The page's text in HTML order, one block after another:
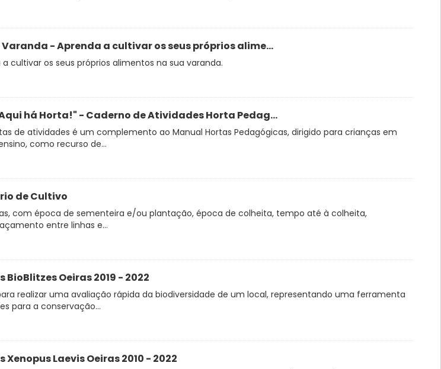
- Aprenda a cultivar os seus próprios alime...
cultivar os seus próprios alimentos na sua varanda.
há Horta!" - Caderno de Atividades Horta Pedag...
de atividades é um complemento ao Manual Hortas Pedagógicas, dirigido para crianças em
como recurso de...
de Cultivo
com época de sementeira e/ou plantação, época de colheita, tempo até à colheita,
entre linhas e...
Oeiras 2019 - 2022
realizar uma avaliação rápida da biodiversidade de um local, representando uma ferramenta
para a conservação...
Laevis Oeiras 2010 - 2022